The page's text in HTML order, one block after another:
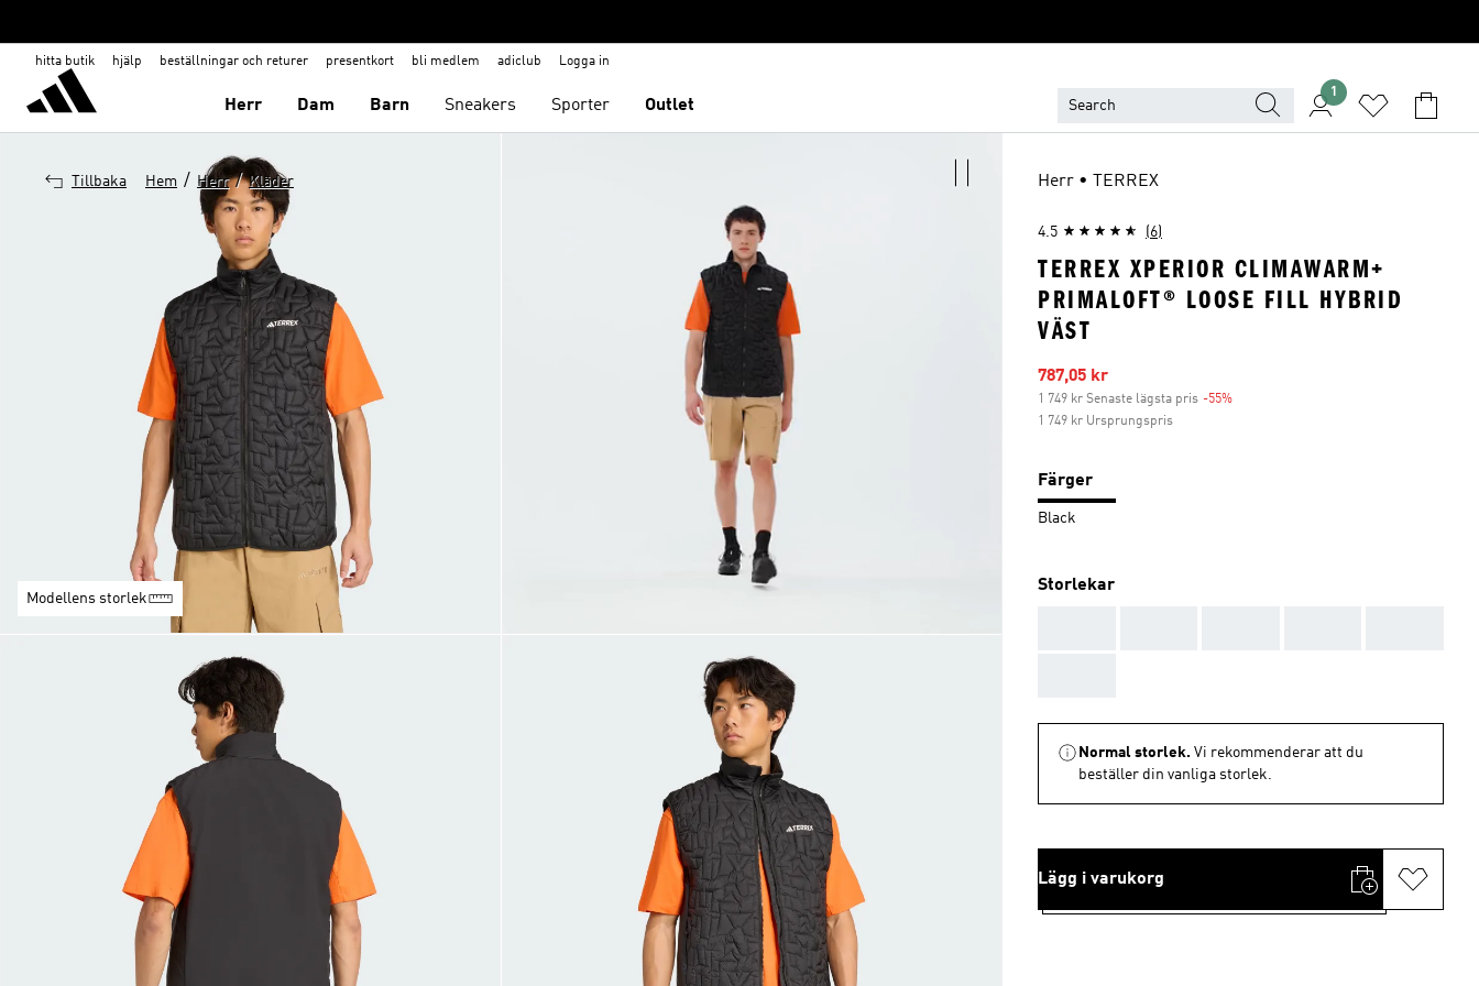
hitta butik hjälp beställningar och returer presentkort bli medlem adiclub Logga in
Herr Dam Barn Sneakers Sporter Outlet
1
Tillbaka Hem / Herr / Kläder
Modellens storlek
Herr • TERREX
4.5 (6)
TERREX XPERIOR CLIMAWARM+
PRIMALOFT® LOOSE FILL HYBRID
VÄST
Reapris
787,05 kr
1 749 kr Senaste lägsta pris -55%
1 749 kr Ursprungspris
Färger
Black
Storlekar
Normal storlek. Vi rekommenderar att du
beställer din vanliga storlek.
Lägg i varukorg